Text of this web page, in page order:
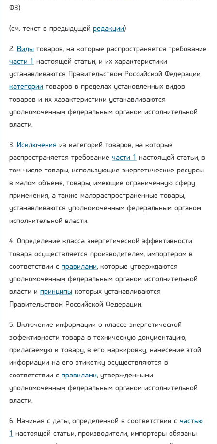
ФЗ)
(см. текст в предыдущей редакции)
2. Виды товаров, на которые распространяется требование
части 1 настоящей статьи, и их характеристики
устанавливаются Правительством Российской Федерации,
категории товаров в пределах установленных видов
товаров и их характеристики устанавливаются
уполномоченным федеральным органом исполнительной
власти.
3. Исключения из категорий товаров, на которые
распространяется требование части 1 настоящей статьи, в
том числе товары, использующие энергетические ресурсы
в малом объеме, товары, имеющие ограниченную сферу
применения, а также малораспространенные товары,
устанавливаются уполномоченным федеральным органом
исполнительной власти.
4. Определение класса энергетической эффективности
товара осуществляется производителем, импортером в
соответствии с правилами, которые утверждаются
уполномоченным федеральным органом исполнительной
власти и принципы которых устанавливаются
Правительством Российской Федерации.
5. Включение информации о классе энергетической
эффективности товара в техническую документацию,
прилагаемую к товару, в его маркировку, нанесение этой
информации на его этикетку осуществляются в
соответствии с правилами, утвержденными
уполномоченным федеральным органом исполнительной
власти.
6. Начиная с даты, определенной в соответствии с частью
1 настоящей статьи, производители, импортеры обязаны